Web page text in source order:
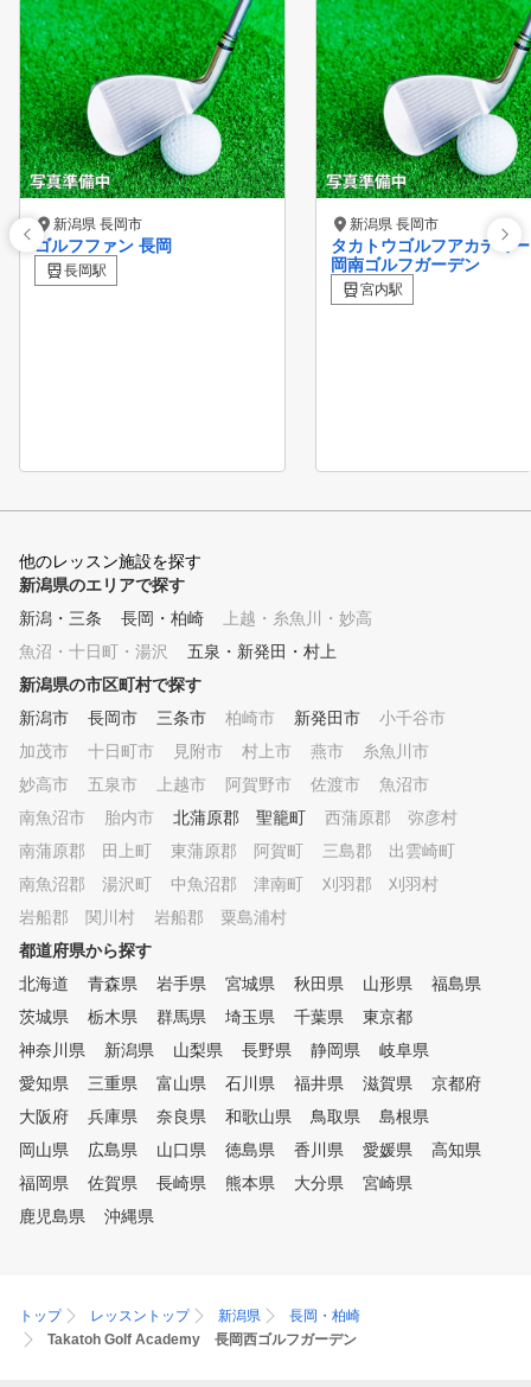
新潟県 長岡市
ゴルフファン 長岡
長岡駅
新潟県 長岡市
タカトウゴルフアカデミ
岡南ゴルフガーデン
宮内駅
他のレッスン施設を探す
新潟県のエリアで探す
新潟・三条
長岡・柏崎
上越・糸魚川・妙高
魚沼・十日町・湯沢
五泉・新発田・村上
新潟県の市区町村で探す
新潟市
長岡市 三条市 柏崎市 新発田市
小千谷市
加茂市
十日町市 見附市 村上市 燕市
糸魚川市
妙高市
五泉市 上越市 阿賀野市 佐渡市
魚沼市
南魚沼市
胎内市 北蒲原郡 聖籠町
西蒲原郡 弥彦村
南蒲原郡 田上町
東蒲原郡 阿賀町
三島郡 出雲崎町
南魚沼郡 湯沢町
中魚沼郡 津南町
刈羽郡 刈羽村
岩船郡 関川村
岩船郡 粟島浦村
都道府県から探す
北海道
青森県 岩手県 宮城県 秋田県 山形県
福島県
茨城県
栃木県 群馬県 埼玉県 千葉県
東京都
神奈川県
新潟県 山梨県 長野県 静岡県
岐阜県
愛知県
三重県 富山県 石川県 福井県 滋賀県
京都府
大阪府
兵庫県 奈良県 和歌山県 鳥取県
島根県
岡山県
広島県 山口県 徳島県 香川県 愛媛県
高知県
福岡県
佐賀県 長崎県 熊本県 大分県
宮崎県
鹿児島県
沖縄県
トップ レッスントップ 新潟県
長岡・柏崎
Takatoh Golf Academy 長岡西ゴルフガーデン